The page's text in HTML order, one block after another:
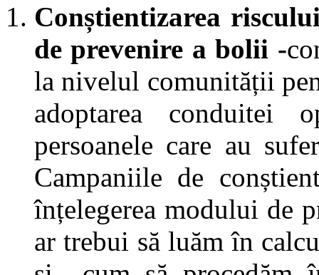
Conștientizarea
de prevenire a bolii -
la nivelul comunității
adoptarea conduitei
persoanele care au
Campaniile de
înțelegerea modului de
ar trebui să luăm în